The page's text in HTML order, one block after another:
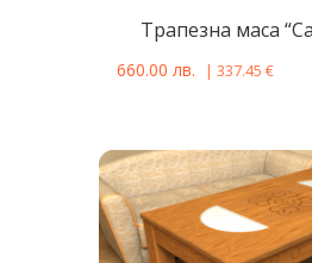
Tрапезна масa
660.00 лв. | 337.45 €